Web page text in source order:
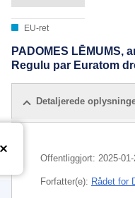
EU-ret
PADOMES LĒMUMS,
Regulu par Euratom
Detaljerede
Offentliggjort: 2025-
Forfatter(e): Rådet for